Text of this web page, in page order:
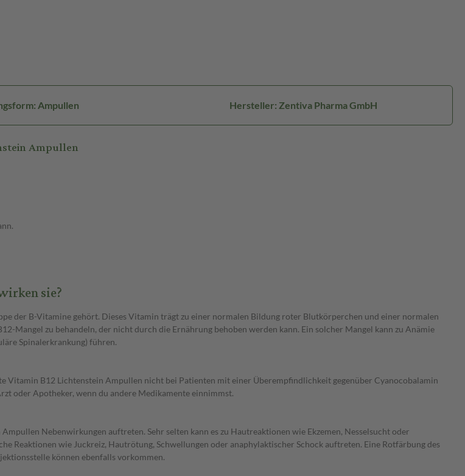
Ampullen Hersteller: Zentiva Pharma GmbH
Ampullen
sie?
der B-Vitamine gehört. Dieses Vitamin trägt zu einer normalen Bildung roter Blutkörperchen und einer normalen
Mangel zu behandeln, der nicht durch die Ernährung behoben werden kann. Ein solcher Mangel kann zu Anämie
Spinalerkrankung) führen.
B12 Lichtenstein Ampullen nicht bei Patienten mit einer Überempfindlichkeit gegenüber Cyanocobalamin
oder Apotheker, wenn du andere Medikamente einnimmst.
Nebenwirkungen auftreten. Sehr selten kann es zu Hautreaktionen wie Ekzemen, Nesselsucht oder
Reaktionen wie Juckreiz, Hautrötung, Schwellungen oder anaphylaktischer Schock auftreten. Eine Rotfärbung des
können ebenfalls vorkommen.